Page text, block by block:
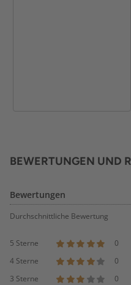
BEWERTUNGEN UND
Bewertungen
Durchschnittliche Bewertung
5 Sterne
0
4 Sterne
0
3 Sterne
0